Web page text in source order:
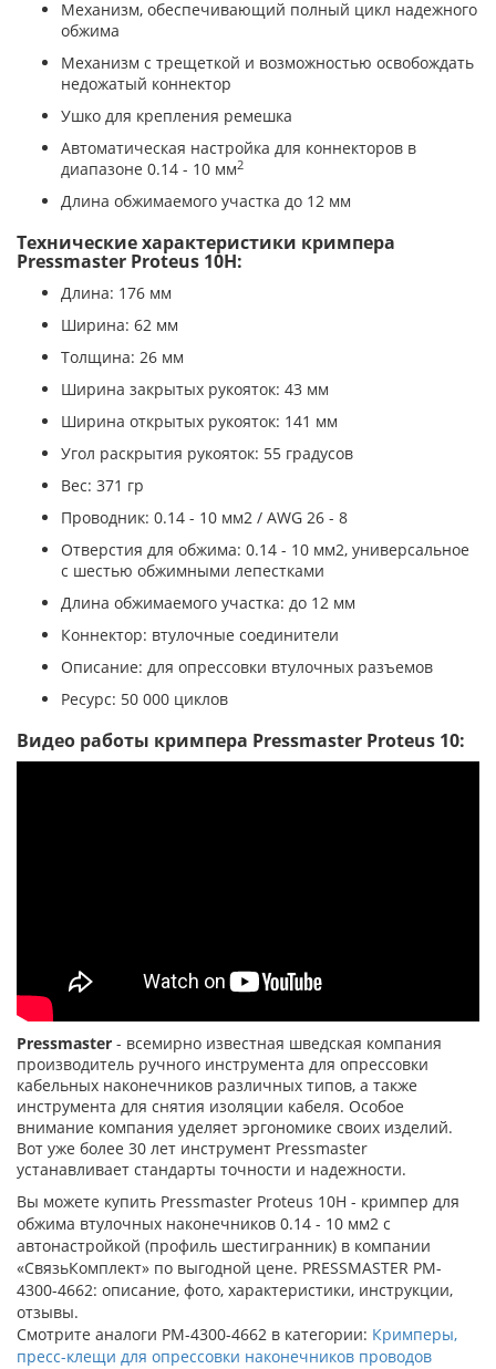
Механизм, обеспечивающий полный цикл надежного
обжима
Механизм с трещеткой и возможностью освобождать
недожатый коннектор
Ушко для крепления ремешка
Автоматическая настройка для коннекторов в
диапазоне 0.14 - 10 мм2
Длина обжимаемого участка до 12 мм
Технические характеристики кримпера
Pressmaster Proteus 10H:
Длина: 176 мм
Ширина: 62 мм
Толщина: 26 мм
Ширина закрытых рукояток: 43 мм
Ширина открытых рукояток: 141 мм
Угол раскрытия рукояток: 55 градусов
Вес: 371 гр
Проводник: 0.14 - 10 мм2 / AWG 26 - 8
Отверстия для обжима: 0.14 - 10 мм2, универсальное
с шестью обжимными лепестками
Длина обжимаемого участка: до 12 мм
Коннектор: втулочные соединители
Описание: для опрессовки втулочных разъемов
Ресурс: 50 000 циклов
Видео работы кримпера Pressmaster Proteus 10:
Pressmaster - всемирно известная шведская компания
производитель ручного инструмента для опрессовки
кабельных наконечников различных типов, а также
инструмента для снятия изоляции кабеля. Особое
внимание компания уделяет эргономике своих изделий.
Вот уже более 30 лет инструмент Pressmaster
устанавливает стандарты точности и надежности.
Вы можете купить Pressmaster Proteus 10H - кримпер для
обжима втулочных наконечников 0.14 - 10 мм2 с
автонастройкой (профиль шестигранник) в компании
«СвязьКомплект» по выгодной цене. PRESSMASTER PM-
4300-4662: описание, фото, характеристики, инструкции,
отзывы.
Смотрите аналоги PM-4300-4662 в категории: Кримперы,
пресс-клещи для опрессовки наконечников проводов